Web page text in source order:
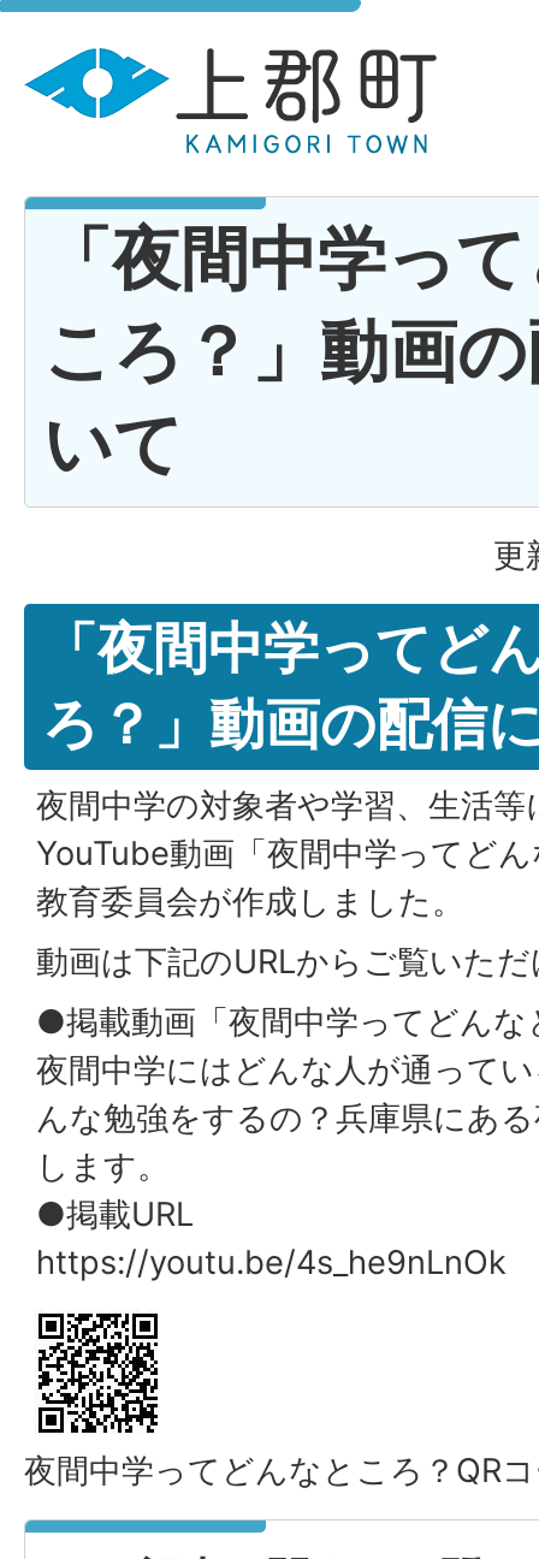
「夜間中学っ
ころ？」動画
いて
更
「夜間中学ってど
ろ？」動画の配信
夜間中学の対象者や学習、生活
YouTube動画「夜間中学ってど
教育委員会が作成しました。
動画は下記のURLからご覧いた
●掲載動画「夜間中学ってどん
夜間中学にはどんな人が通って
んな勉強をするの？兵庫県にあ
します。
●掲載URL
https://youtu.be/4s_he9nLnOk
夜間中学ってどんなところ？QR